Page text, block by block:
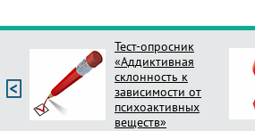
Тест-опросник
«Аддиктивная
склонность к
зависимости от
психоактивных
веществ»